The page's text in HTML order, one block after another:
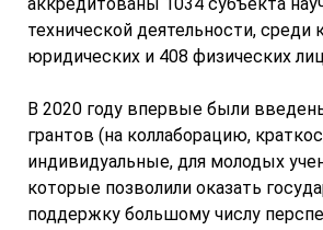
технической деятельности, среди
юридических и 408 физических
В 2020 году впервые были
грантов (на коллаборацию,
индивидуальные, для молодых
которые позволили оказать
поддержку большому числу